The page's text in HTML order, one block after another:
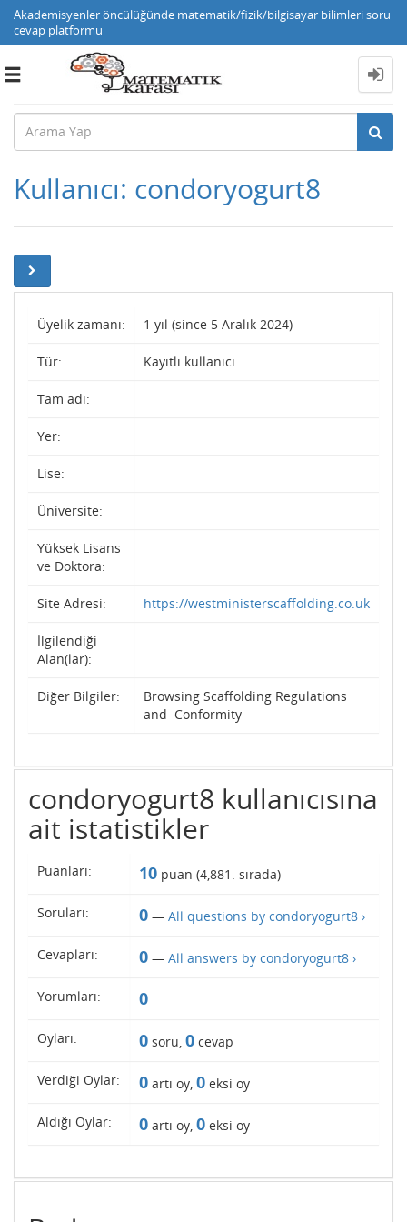
Akademisyenler öncülüğünde matematik/fizik/bilgisayar bilimleri soru
cevap platformu
Toggle
Kullanıcı: condoryogurt8
Üyelik zamanı: 1 yıl (since 5 Aralık 2024)
Tür: Kayıtlı kullanıcı
Tam adı:
Yer:
Lise:
Üniversite:
Yüksek Lisans
ve Doktora:
Site Adresi: https://westministerscaffolding.co.uk
İlgilendiği
Alan(lar):
Diğer Bilgiler:
Browsing Scaffolding Regulations
and Conformity
condoryogurt8 kullanıcısına
ait istatistikler
Puanları: 10 puan (4,881 . sırada)
Soruları: 0 — All questions by condoryogurt8 ›
Cevapları: 0 — All answers by condoryogurt8 ›
Yorumları: 0
Oyları: 0 soru, 0 cevap
Verdiği Oylar: 0 artı oy, 0 eksi oy
Aldığı Oylar: 0 artı oy, 0 eksi oy